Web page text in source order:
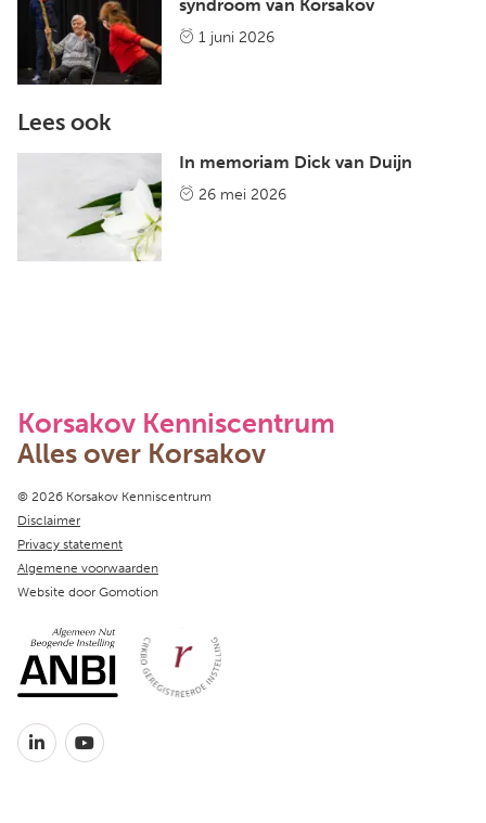
syndroom van Korsakov
1 juni 2026
Lees ook
In memoriam Dick van Duijn
26 mei 2026
Korsakov Kenniscentrum
Alles over Korsakov
Copyright navigation
© 2026 Korsakov Kenniscentrum
Disclaimer
Privacy statement
Algemene voorwaarden
Website door Gomotion